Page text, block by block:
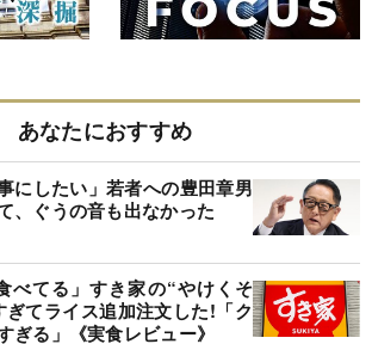
あなたにおすすめ
にしたい」若者への豊田章男
、ぐうの音も出なかった
べてる」すき家の“やけくそ
てライス追加注文した!「ク
ぎる」《実食レビュー》